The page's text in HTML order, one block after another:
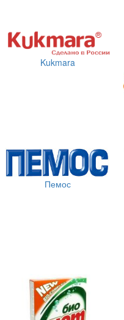
Kukmara
Пемос